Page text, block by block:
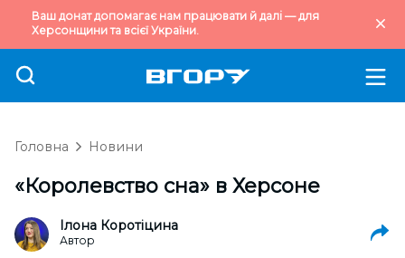
Ваш донат допомагає нам працювати й далі — для
Херсонщини та всієї України.
Головна Новини
«Королевство сна» в Херсоне
Ілона Коротіцина
Автор